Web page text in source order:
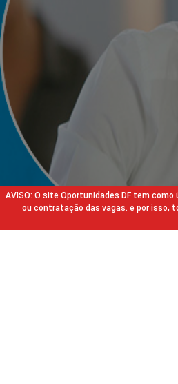
AVISO: O site Oportunidades DF tem
ou contratação das vagas. e por isso,